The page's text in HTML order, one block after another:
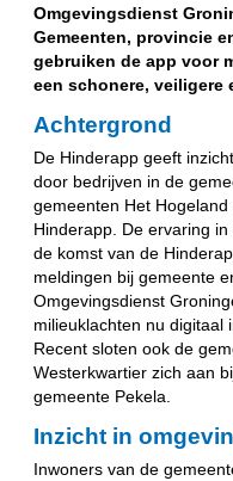
Omgevingsdienst
Gemeenten, provincie
gebruiken de app voor
een schonere, veiligere
Achtergrond
De Hinderapp geeft
door bedrijven in de
gemeenten Het
Hinderapp. De ervaring
de komst van de
meldingen bij gemeente
Omgevingsdienst
milieuklachten nu digitaal
Recent sloten ook de
Westerkwartier zich aan
gemeente Pekela.
Inzicht in
Inwoners van de